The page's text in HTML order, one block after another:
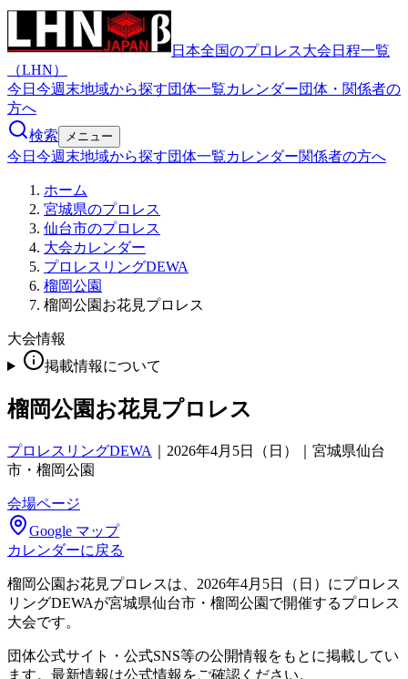
日本全国のプロレス大会日程一覧
（LHN）
今日 今週末地域から探す団体一覧カレンダー団体・関係者の
方へ
検索
メニュー
今日 今週末地域から探す団体一覧カレンダー関係者の方へ
ホーム
宮城県のプロレス
仙台市のプロレス
大会カレンダー
プロレスリングDEWA
榴岡公園
榴岡公園お花見プロレス
大会情報
掲載情報について
榴岡公園お花見プロレス
プロレスリングDEWA
2026年4月5日（日）｜宮城県仙台
市・榴岡公園
会場ページ
Google マップ
カレンダーに戻る
榴岡公園お花見プロレスは、2026年4月5日（日）にプロレス
リングDEWAが宮城県仙台市・榴岡公園で開催するプロレス
大会です。
団体公式サイト・公式SNS等の公開情報をもとに掲載してい
ます。最新情報は公式情報をご確認ください。